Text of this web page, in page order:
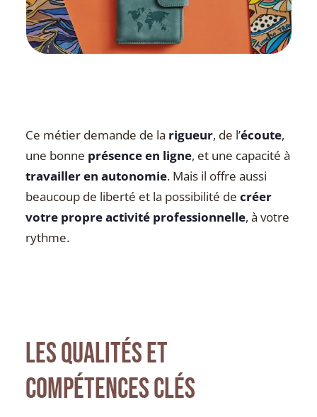
Ce métier demande de la rigueur, de l’écoute,
une bonne présence en ligne, et une capacité à
travailler en autonomie. Mais il offre aussi
beaucoup de liberté et la possibilité decréer
votre propre activité professionnelle, à votre
rythme.
Les qualités et
compétences clés